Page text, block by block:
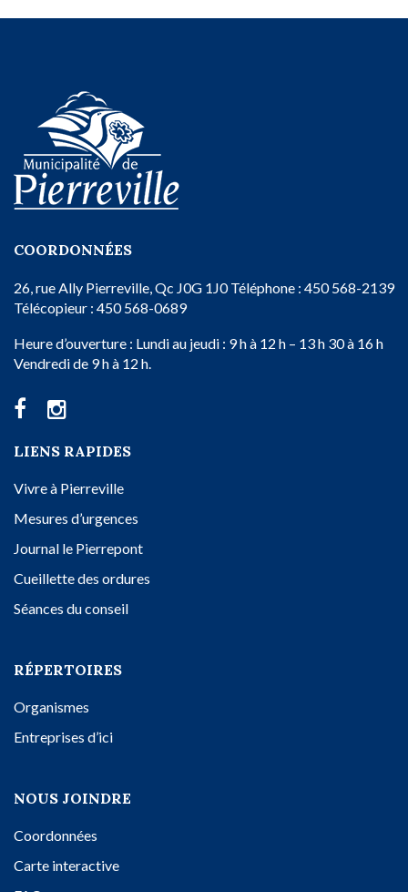
COORDONNÉES
26, rue Ally Pierreville, Qc J0G 1J0Téléphone : 450 568-2139
Télécopieur : 450 568-0689
Heure d’ouverture : Lundi au jeudi : 9 h à 12 h – 13 h 30 à 16 h
Vendredi de 9 h à 12 h.
LIENS RAPIDES
Vivre à Pierreville
Mesures d’urgences
Journal le Pierrepont
Cueillette des ordures
Séances du conseil
RÉPERTOIRES
Organismes
Entreprises d’ici
NOUS JOINDRE
Coordonnées
Carte interactive